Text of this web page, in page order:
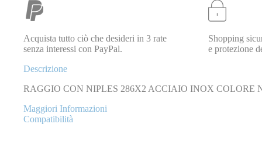
Acquista tutto ciò che desideri in 3 rate
senza interessi con PayPal.
Shopping
e protezione
Descrizione
RAGGIO CON NIPLES 286X2 ACCIAIO INOX COLORE
Maggiori Informazioni
Compatibilità